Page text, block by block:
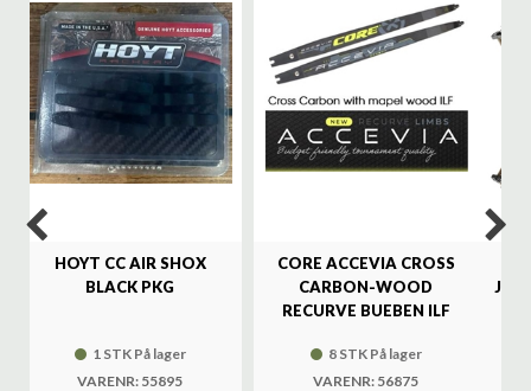
HOYT CC AIR SHOX
BLACK PKG
1 STK På lager
VARENR: 55895
CORE ACCEVIA CROSS
CARBON-WOOD
RECURVE BUEBEN ILF
8 STK På lager
VARENR: 56875